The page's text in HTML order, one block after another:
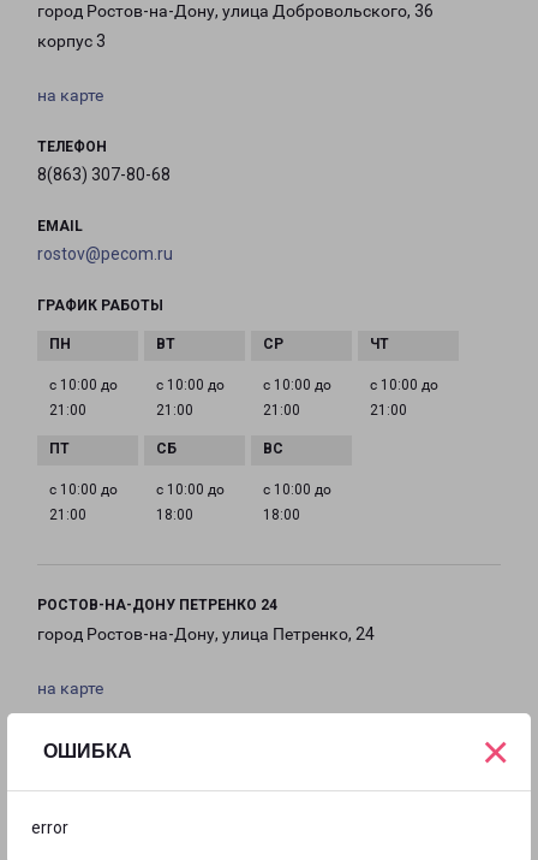
ОШИБКА
error
×
город Ростов-на-Дону, улица Добровольского, 36
корпус 3
на карте
ТЕЛЕФОН
8(863) 307-80-68
EMAIL
rostov@pecom.ru
ГРАФИК РАБОТЫ
с 10:00 до
21:00
с 10:00 до
21:00
с 10:00 до
21:00
с 10:00 до
21:00
с 10:00 до
21:00
с 10:00 до
18:00
с 10:00 до
18:00
РОСТОВ-НА-ДОНУ ПЕТРЕНКО 24
город Ростов-на-Дону, улица Петренко, 24
на карте
ТЕЛЕФОН